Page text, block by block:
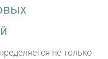
не только